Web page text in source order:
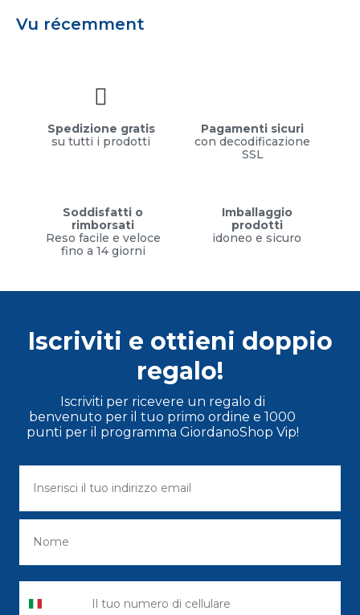
Vu récemment
Spedizione gratis
su tutti i prodotti
Pagamenti sicuri
con decodificazione
SSL
Soddisfatti o
rimborsati
Reso facile e veloce
fino a 14 giorni
Imballaggio
prodotti
idoneo e sicuro
Iscriviti e ottieni doppio
regalo!
Iscriviti per ricevere un regalo di
benvenuto per il tuo primo ordine e 1000
punti per il programma GiordanoShop Vip!